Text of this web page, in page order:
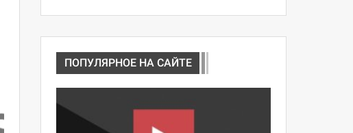
ПОПУЛЯРНОЕ НА САЙТЕ